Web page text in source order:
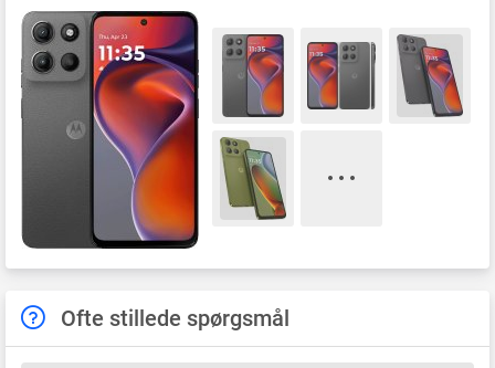
Ofte stillede spørgsmål